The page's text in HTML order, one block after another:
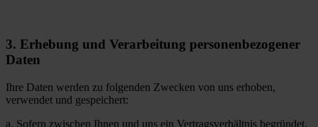
3. Erhebung und Verarbeitung personenbezogener
Daten
Ihre Daten werden zu folgenden Zwecken von uns erhoben,
verwendet und gespeichert:
a. Sofern zwischen Ihnen und uns ein Vertragsverhältnis begründet,